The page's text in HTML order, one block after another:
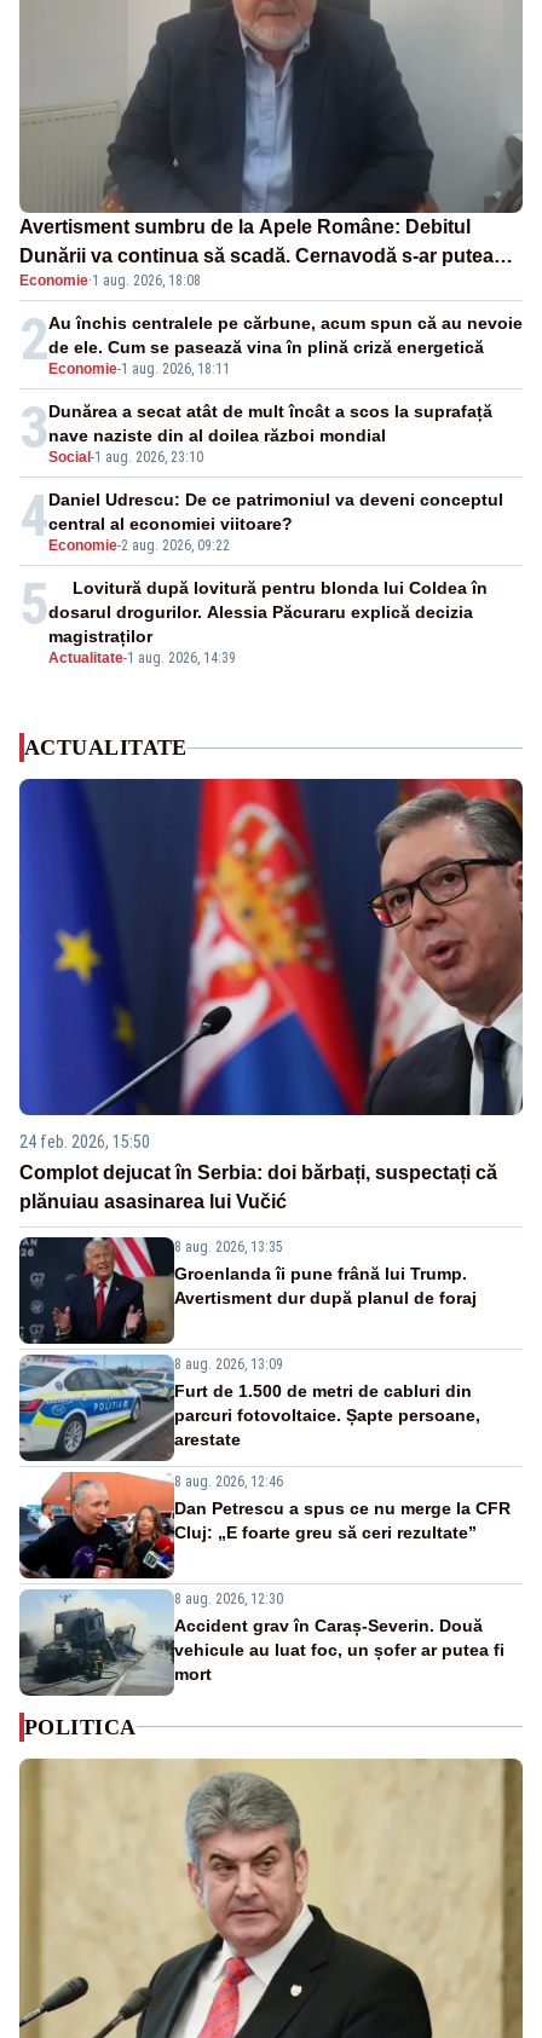
Avertisment sumbru de la Apele Române: Debitul
Dunării va continua să scadă. Cernavodă s-ar putea
închide în 4 zile
Economie·1 aug. 2026, 18:08
2 Economie-1 aug. 2026, 18:11
Au închis centralele pe cărbune, acum spun că au nevoie
de ele. Cum se pasează vina în plină criză energetică
3Social -1 aug. 2026, 23:10
Dunărea a secat atât de mult încât a scos la suprafață
nave naziste din al doilea război mondial
4 Economie-2 aug. 2026, 09:22
Daniel Udrescu: De ce patrimoniul va deveni conceptul
central al economiei viitoare?
5
Actualitate-1 aug. 2026, 14:39
Lovitură după lovitură pentru blonda lui Coldea în
dosarul drogurilor. Alessia Păcuraru explică decizia
magistraților
ACTUALITATE
24 feb. 2026, 15:50
Complot dejucat în Serbia: doi bărbați, suspectați că
plănuiau asasinarea lui Vučić
8 aug. 2026, 13:35
Groenlanda îi pune frână lui Trump.
Avertisment dur după planul de foraj
8 aug. 2026, 13:09
Furt de 1.500 de metri de cabluri din
parcuri fotovoltaice. Șapte persoane,
arestate
8 aug. 2026, 12:46
Dan Petrescu a spus ce nu merge la CFR
Cluj: „E foarte greu să ceri rezultate”
8 aug. 2026, 12:30
Accident grav în Caraș-Severin. Două
vehicule au luat foc, un șofer ar putea fi
mort
POLITICA